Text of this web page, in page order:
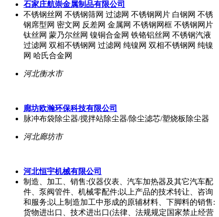
石家庄航崇金属制品有限公司
不锈钢丝网 不锈钢筛网 过滤网 不锈钢网片 白钢网 不锈
钢席型网 密文网 反差网 金属网 不锈钢网框 不锈钢网片
钛丝网 蒙乃尔丝网 镍铜合金网 铁铬铝丝网 不锈钢汽液
过滤网 双相不锈钢网 过滤网 纯镍网 双相不锈钢网 纯镍
网 哈氏合金网
河北衡水市
廊坊欧瀚环保科技有限公司
脉冲布袋除尘器/搅拌站除尘器/除尘滤芯/塑烧板除尘器
河北廊坊市
河北恒宇机械有限公司
制造、加工、销售:仪器仪表、汽车加热器及其它汽车配
件、泵阀管件、机械零配件;以上产品的技术转让、咨询
和服务;以上制造加工中形成的原辅材料、下脚料的销售:
货物进出口、技术进出口(法律、法规规定国家禁止经营